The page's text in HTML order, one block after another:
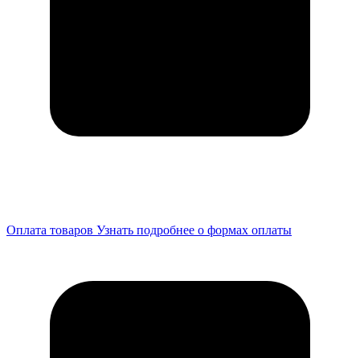
Оплата товаров Узнать подробнее о формах оплаты